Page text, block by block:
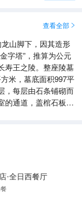
查看全部 
山脚下，因其造形
字塔”，推算为公元
寿王之陵。整座陵墓
米，墓底面积997平
，每层由石条铺砌而
的通道，盖棺石板重
·全日西餐厅